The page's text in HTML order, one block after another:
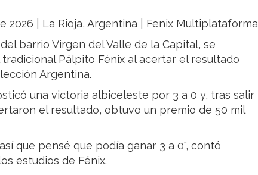
2026 | La Rioja, Argentina | Fenix Multiplataforma
barrio Virgen del Valle de la Capital, se
Pálpito Fénix al acertar el resultado
Argentina.
una victoria albiceleste por 3 a 0 y, tras salir
el resultado, obtuvo un premio de 50 mil
que pensé que podía ganar 3 a 0", contó
estudios de Fénix.